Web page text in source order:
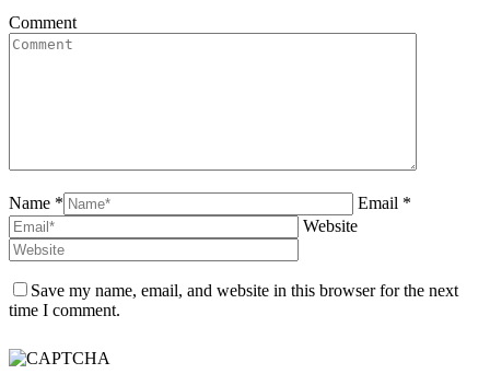
Comment
Name *
Email *
Website
Save my name, email, and website in this browser for the next
time I comment.